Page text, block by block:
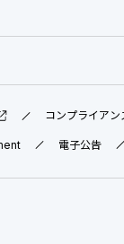
バナンス
）
ス職・コーポレ
コンプライアン
電子公告